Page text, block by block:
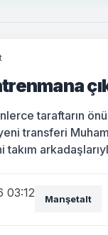
taraftarın
transferi
03:12 Manşetalt